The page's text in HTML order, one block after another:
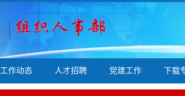
工作动态 人才招聘 党建工作 下载